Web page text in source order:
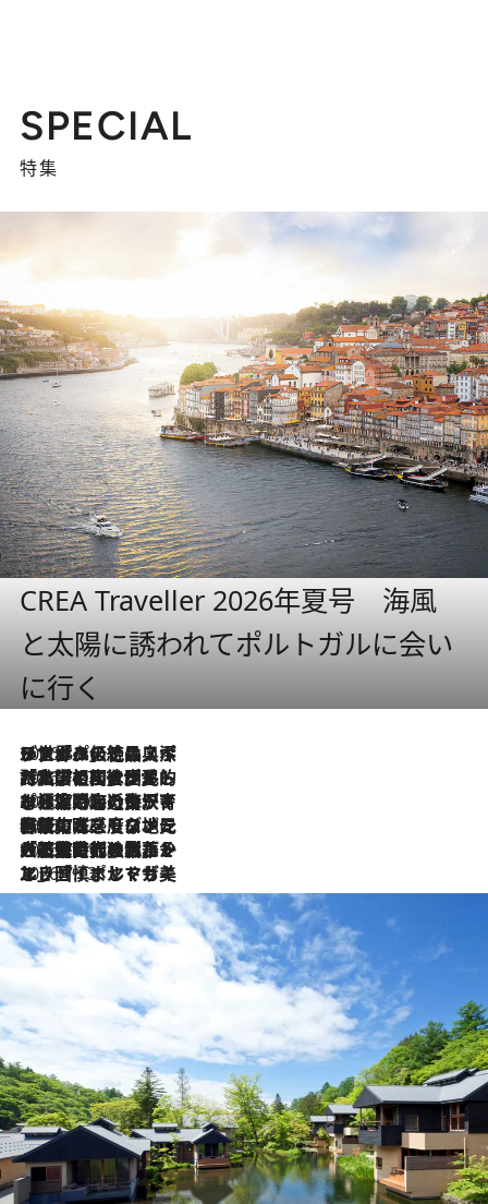
SPECIAL
特集
CREA Traveller 2026年夏号 海風
と太陽に誘われてポルトガルに会い
に行く
2026.8.8
リスボンの絶品スイーツ「パステル・デ・ナタ」とは？ポルトガル伝統の奥深い世界へ
2026.7.27
「私の祖国はポルトガル語です」国民的詩人フェルナンド・ペソアと、彼が愛した文学の街を歩く
2026.7.26
ポルトガル近海が育む極上の海の幸。キリリと冷えた白ワインと愉しむ、シーフード専門店の贅沢
2026.7.22
伝統の味をモダンに昇華。高感度な地元客が集う、リスボンの最旬ガストロノミー
2026.7.21
大航海時代の栄華から、震災、独裁、そして革命へ。ポルトガル・首都リスボンの石畳に刻まれた「歴史の光と影」
2026.7.13
エッセイ・ヤマザキマリ「慎ましくも美しき国 ポルトガル」